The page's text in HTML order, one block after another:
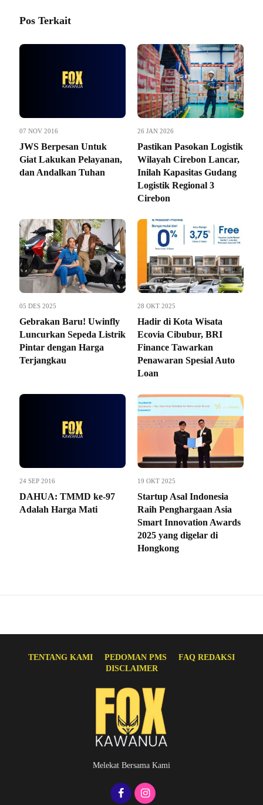
Pos Terkait
07 NOV 2016
JWS Berpesan Untuk
Giat Lakukan Pelayanan,
dan Andalkan Tuhan
26 JAN 2026
Pastikan Pasokan Logistik
Wilayah Cirebon Lancar,
Inilah Kapasitas Gudang
Logistik Regional 3
Cirebon
05 DES 2025
Gebrakan Baru! Uwinfly
Luncurkan Sepeda Listrik
Pintar dengan Harga
Terjangkau
28 OKT 2025
Hadir di Kota Wisata
Ecovia Cibubur, BRI
Finance Tawarkan
Penawaran Spesial Auto
Loan
24 SEP 2016
DAHUA: TMMD ke-97
Adalah Harga Mati
19 OKT 2025
Startup Asal Indonesia
Raih Penghargaan Asia
Smart Innovation Awards
2025 yang digelar di
Hongkong
TENTANG KAMI PEDOMAN PMS
FAQ REDAKSI
DISCLAIMER
Melekat Bersama Kami